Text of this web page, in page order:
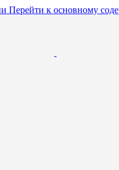
Перейти к основному